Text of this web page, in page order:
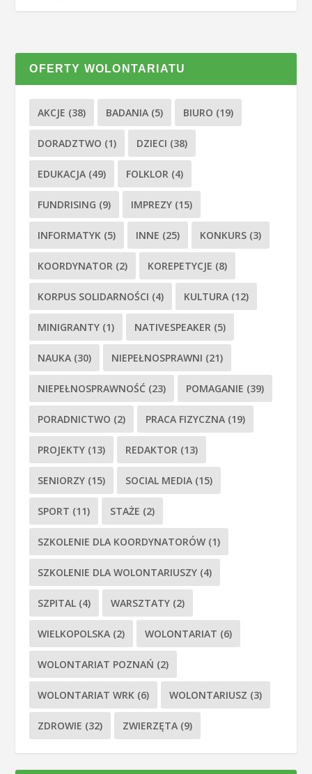
OFERTY WOLONTARIATU
AKCJE (38) BADANIA (5) BIURO (19)
DORADZTWO (1) DZIECI (38)
EDUKACJA (49) FOLKLOR (4)
FUNDRISING (9) IMPREZY (15)
INFORMATYK (5) INNE (25) KONKURS (3)
KOORDYNATOR (2) KOREPETYCJE (8)
KORPUS SOLIDARNOŚCI (4) KULTURA (12)
MINIGRANTY (1) NATIVESPEAKER (5)
NAUKA (30) NIEPEŁNOSPRAWNI (21)
NIEPEŁNOSPRAWNOŚĆ (23) POMAGANIE (39)
PORADNICTWO (2) PRACA FIZYCZNA (19)
PROJEKTY (13) REDAKTOR (13)
SENIORZY (15) SOCIAL MEDIA (15)
SPORT (11) STAŻE (2)
SZKOLENIE DLA KOORDYNATORÓW (1)
SZKOLENIE DLA WOLONTARIUSZY (4)
SZPITAL (4) WARSZTATY (2)
WIELKOPOLSKA (2) WOLONTARIAT (6)
WOLONTARIAT POZNAŃ (2)
WOLONTARIAT WRK (6) WOLONTARIUSZ (3)
ZDROWIE (32) ZWIERZĘTA (9)